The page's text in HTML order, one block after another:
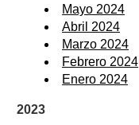
Mayo 2024
Abril 2024
Marzo 2024
Febrero 2024
Enero 2024
2023